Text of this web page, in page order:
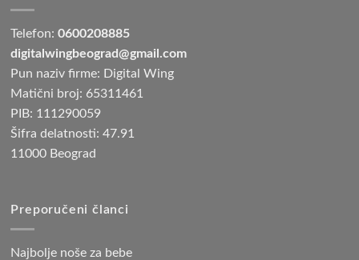
Telefon:0600208885
digitalwingbeograd@gmail.com
Pun naziv firme: Digital Wing
Matični broj: 65311461
PIB: 111290059
Šifra delatnosti: 47.91
11000 Beograd
Preporučeni članci
Najbolje noše za bebe